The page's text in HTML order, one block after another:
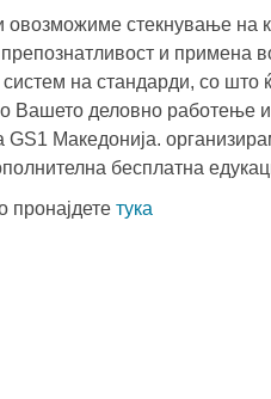
овозможиме стекнување на
и примена
на стандарди, со што
Вашето деловно работење
Македонија.
бесплатна
пронајдете тука